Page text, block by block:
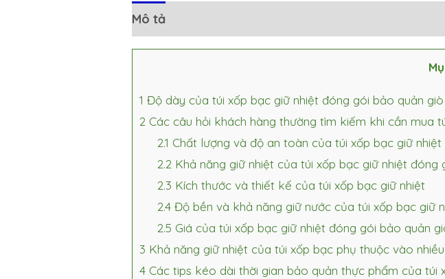
Mô tả
1 Độ dày của túi xốp bạc giữ nhiệt đóng gói bảo quản giò
2 Các câu hỏi khách hàng thường tìm kiếm khi cần mua
2.1 Chất lượng và độ an toàn của túi xốp bạc giữ
2.2 Khả năng giữ nhiệt của túi xốp bạc giữ nhiệt đóng
2.3 Kích thước và thiết kế của túi xốp bạc giữ nhiệt
2.4Độ bền và khả năng giữ nước của túi xốp bạc giữ
2.5 Giá của túi xốp bạc giữ nhiệt đóng gói bảo quản
3 Khả năng giữ nhiệt của túi xốp bạc phụ thuộc vào
4 Các tips kéo dài thời gian bảo quản thực phẩm của túi